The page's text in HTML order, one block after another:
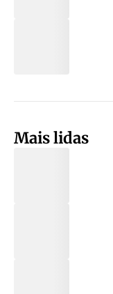
Mais lidas